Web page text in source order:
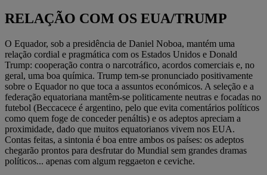
RELAÇÃO COM OS EUA/TRUMP
O Equador, sob a presidência de Daniel Noboa, mantém uma
relação cordial e pragmática com os Estados Unidos e Donald
Trump: cooperação contra o narcotráfico, acordos comerciais e, no
geral, uma boa química. Trump tem-se pronunciado positivamente
sobre o Equador no que toca a assuntos económicos. A seleção e a
federação equatoriana mantêm-se politicamente neutras e focadas no
futebol (Beccacece é argentino, pelo que evita comentários políticos
como quem foge de conceder penáltis) e os adeptos apreciam a
proximidade, dado que muitos equatorianos vivem nos EUA.
Contas feitas, a sintonia é boa entre ambos os países: os adeptos
chegarão prontos para desfrutar do Mundial sem grandes dramas
políticos... apenas com algum reggaeton e ceviche.